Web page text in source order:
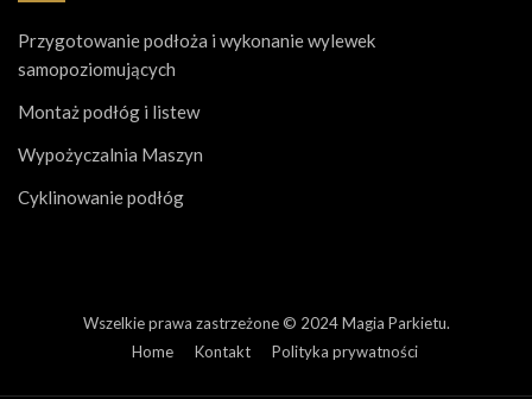
Przygotowanie podłoża i wykonanie wylewek
samopoziomujących
Montaż podłóg i listew
Wypożyczalnia Maszyn
Cyklinowanie podłóg
Wszelkie prawa zastrzeżone © 2024 Magia Parkietu.
Home
Kontakt Polityka prywatności